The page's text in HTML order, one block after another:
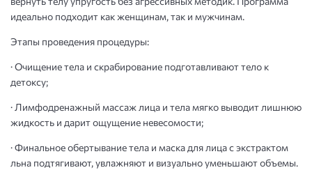
идеально подходит как женщинам, так и мужчинам.
Этапы проведения процедуры:
· Очищение тела и скрабирование подготавливают тело к
детоксу;
· Лимфодренажный массаж лица и тела мягко выводит лишнюю
жидкость и дарит ощущение невесомости;
· Финальное обертывание тела и маска для лица с экстрактом
льна подтягивают, увлажняют и визуально уменьшают объемы.